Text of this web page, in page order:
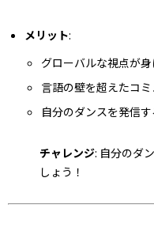
メリット:
グローバルな視点が身
言語の壁を超えたコ
自分のダンスを発信
チャレンジ: 自分のダ
しょう！